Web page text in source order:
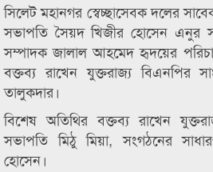
সিলেট মহানগর স্বেচ্ছাসেবক দলের
সভাপতি সৈয়দ খিজীর হোসেন এনুর
সম্পাদক জালাল আহমেদ হৃদয়ের
বক্তব্য রাখেন যুক্তরাজ্য বিএনপির
তালুকদার।
বিশেষ অতিথির বক্তব্য রাখেন
সভাপতি মিঠু মিয়া, সংগঠনের
হোসেন।